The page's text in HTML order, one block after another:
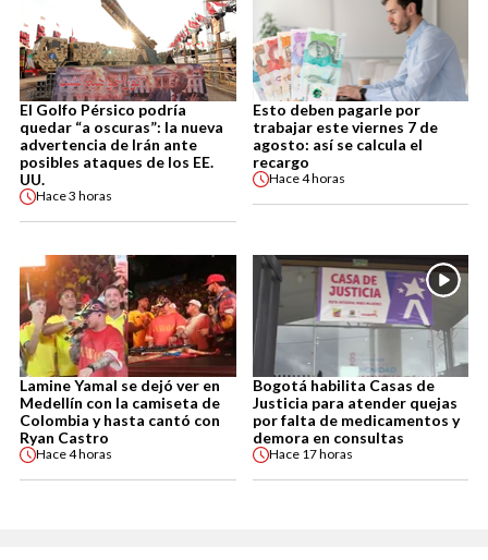
El Golfo Pérsico podría
quedar “a oscuras”: la nueva
advertencia de Irán ante
posibles ataques de los EE.
UU.
Hace3 horas
Esto deben pagarle por
trabajar este viernes 7 de
agosto: así se calcula el
recargo
Hace4 horas
Lamine Yamal se dejó ver en
Medellín con la camiseta de
Colombia y hasta cantó con
Ryan Castro
Hace4 horas
Bogotá habilita Casas de
Justicia para atender quejas
por falta de medicamentos y
demora en consultas
Hace 17 horas